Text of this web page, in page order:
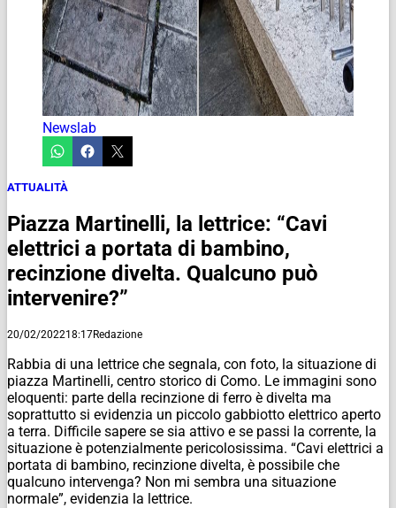
Newslab
ATTUALITÀ
Piazza Martinelli, la lettrice: “Cavi
elettrici a portata di bambino,
recinzione divelta. Qualcuno può
intervenire?”
20/02/202218:17Redazione
Rabbia di una lettrice che segnala, con foto, la situazione di
piazza Martinelli, centro storico di Como. Le immagini sono
eloquenti: parte della recinzione di ferro è divelta ma
soprattutto si evidenzia un piccolo gabbiotto elettrico aperto
a terra. Difficile sapere se sia attivo e se passi la corrente, la
situazione è potenzialmente pericolosissima. “Cavi elettrici a
portata di bambino, recinzione divelta, è possibile che
qualcuno intervenga? Non mi sembra una situazione
normale”, evidenzia la lettrice.